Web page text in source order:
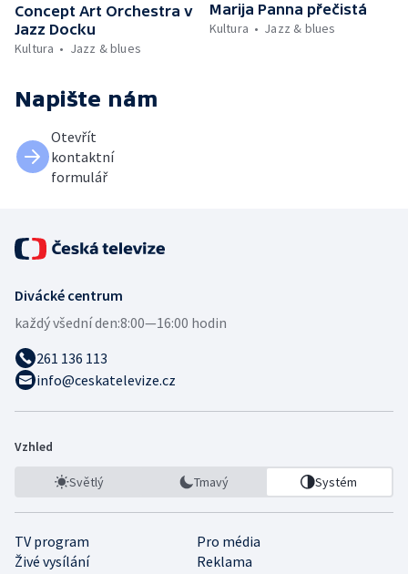
Concept Art Orchestra v
Jazz Docku
Kultura
Jazz & blues
Marija Panna přečistá
Kultura
Jazz & blues
Napište nám
Otevřít
kontaktní
formulář
Divácké centrum
každý všední den:8:00—16:00 hodin
261 136 113
info@ceskatelevize.cz
Vzhled
Světlý Tmavý Systém
TV program
Pro média
Živé vysílání
Reklama